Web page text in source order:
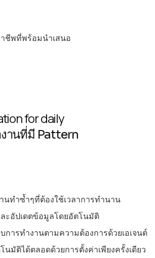
ชีพที่พร้อมนำเสนอ
for daily
านที่มี Pattern
นทำซ้ำๆที่ต้องใช้เวลาการทำนาน
ะอัปเดตข้อมูลโดยอัตโนมัติ
การทำงานตามความต้องการด้วยเอเจนต์
นมัติได้ตลอดด้วยการตั้งค่าเพียงครั้งเดียว